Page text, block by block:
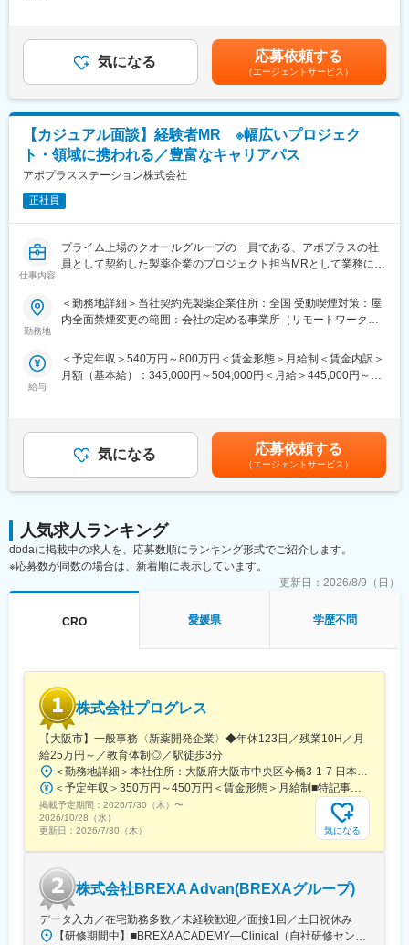
【IQVIAサービシーズジャパンについて】
・世界100以上の国と地域／8万人の社員が、医薬品の臨床開発～
プロモーションに携わり、市場を流通するほぼすべての医薬品に
関与しています
・日本においても業界トップシェアを誇り、常時100以上のPJが
稼働しています
※1プロジェクトを約2年程度担当します。
※プロジェクトマネージャー、スーパーバイザー(SV)より、日々の
活動についてフォローを受けられる環境です。全国にSVを配置
■当社の魅力：
(1)充実した教育体制：
APS COLLEGE（社内研修制度）：配属先で携わっている領域以
外に、自身が目標に向けた計画を立て研修を受講できます。まず
慢性疾患など幅広い知識を身に着けていただき、基盤が整った後
専門領域プログラムにチャレンジできます。本プログラムでは集
合研修（症例検討など）のほか、学会聴講、専門医とのロープレ
試験など、個人の自己学習だけでは身に着けることが難しい深い
知見を身に着けることが可能です。また、取得した知識が発揮で
きるプロジェクトに配属できるよう、全社でバックアップしてい
(2)トップクラスの契約メーカー数：同業他社と比較しても、多く
のプロジェクト数があり、様々なご経験を活かしていただくこと
ています。内資・外資の新薬メーカー、ジェネリックメーカーな
どプロジェクトは多岐に渡りますので、今までの経験を活かせる
を用いてMRを支えるSV職へのキャリアチェンジや、キャリアビ
ジョンアンケート制度を用いて人事・リクルートスタッフ・研修
スタッフへの挑戦もできる環境が整っています。実際にこちらの
変更の範囲：会社の定める業務
上記は日当、社宅制度（会社負担額24万）、単身赴任手当、入社
一時金（初年度のみ）込みの金額を記載しています。※能力・前給
などを考慮し、規定により決定します。昇給：年1回賃金はあくま
でも目安の金額であり、選考を通じて上下する可能性がありま
す。月給(月額)は固定手当を含めた表記です。
気になる 応募依頼する
（エージェントサービス）
【カジュアル面談】経験者MR ※幅広いプロジェク
ト・領域に携われる／豊富なキャリアパス
アポプラスステーション株式会社
正社員
仕事内容
プライム上場のクオールグループの一員である、アポプラスの社
員として契約した製薬企業のプロジェクト担当MRとして業務に従
メーカーなどプロジェクトは多岐に渡りますので、今までの経験
を活かせる環境が整っています。
用情報を収集を行っていただきます。
・新薬のプロモーション
※プロジェクトマネージャー、スーパーバイザー(SV)より、日々の
活動についてフォローを受けられる環境です。全国にSVを配置
し、素早くフォローができる体制をとっています。
■キャリアパス：コントラクトMRとしての働き方以外にも、スキ
務、あるいは本社スタッフとしてMR経験を活かした業務に就くな
どのキャリアパスもございます。
■特徴：
・製品研修（約2週間～2ヶ月、プロジェクトによる）：入社オリ
研修を受けていただきます。
けていただき、専門領域を磨いていただいたりビジネスコースに
て「医療経営士」の取得を目指していただくことも可能です。
(2)プロジェクトマネジメント体制：プロジェクトマネージャー、
スーパーバイザーが日々の活動をフォローします。定期的な連絡
や面談のほか、必要に応じて素早くバックアップに入るなど、MR
として結果を出せるように万全のサポート体制を整えています。
(3)豊富なプロジェクト数、50社を超える多数の取引メーカー：同
業他社と比較しても、多くのプロジェクト数があり、様々なご経
験を活かしていただくことが可能です。20代～60代までの幅広い
年代のMRの方が活躍されています。
■中途入社社員の年収例
当）
・入社5年目（MR経験者）33歳：712万（月給＋日当＋住宅手
当）
変更の範囲：会社の定める業務
勤務地
＜勤務地詳細＞当社契約先製薬企業住所：全国 受動喫煙対策：屋
内全面禁煙変更の範囲：会社の定める事業所（リモートワーク含
給与
＜予定年収＞540万円～800万円＜賃金形態＞月給制＜賃金内訳＞
月額（基本給）：345,000円～504,000円＜月給＞445,000円～
す。※その他の手当は「待遇・福利厚生」欄をご参照ください。昇
給：年1回★頑張りに応じて年収UP★赴任先の評価次第で大幅に
年収をUPできます。（年2回業績給改定）賃金はあくまでも目安
の金額であり、選考を通じて上下する可能性があります。月給(月
気になる 応募依頼する
（エージェントサービス）
人気求人ランキング
dodaに掲載中の求人を、応募数順にランキング形式でご紹介します。
※応募数が同数の場合は、新着順に表示しています。
更新日： 2026/8/9（日）
CRO 愛媛県 学歴不問
株式会社プログレス
【大阪市】一般事務〈新薬開発企業〉◆年休123日／残業10H／月
給25万円～／教育体制◎／駅徒歩3分
＜勤務地詳細＞本社住所：大阪府大阪市中央区今橋3-1-7 日本生命今橋ビル受動喫煙対策：屋内全面禁煙変更の範囲：無
＜予定年収＞350万円～450万円＜賃金形態＞月給制■特記事項なし＜賃金内訳＞月額（基本給）：232,000円～260,000円固定残業手当/月：18,000円～20,000円（固定残業時間10時間0分/月）超過した時間外労働の残業手当は追加支給＜月給＞250,000円～280,000円（一律手当を含む）＜昇給有無＞有＜残業手当＞有＜給与補足＞■賞与（年4回）：初年度0.7か月分、2年目以降1.4か月（変動有）■昇給（年1回以上）＊通勤手当（全額）＊住宅手当＊習い事支援手当 （社員が契約した習い事を上限7,000円として80％を支給）＊医療費補助手当 （社員とその両親の保険診療の医療費の自己負担額の50％を支給）賃金はあくまでも目安の金額であり、選考を通じて上下する可能性があります。月給(月額)は固定手当を含めた表記です。
掲載予定期間： 2026/7/30（木） 〜
2026/10/28（水）
更新日： 2026/7/30（木） 気になる
株式会社BREXA Advan(BREXAグループ)
データ入力／在宅勤務多数／未経験歓迎／面接1回／土日祝休み
【研修期間中】■BREXA ACADEMY―Clinical（自社研修センター）／東京都新宿区西新宿2-7-1 新宿第一生命ビルディング3F└都営大江戸線「都庁前駅」A7出口から徒歩1～2分└東京メトロ丸ノ内線「西新宿駅」2番出口から徒歩5分└JR山手線など「新宿駅」西口から徒歩10～12分【研修終了後】＜転勤なし！在宅・フルリモート案件多数！＞□東京・神奈川・埼玉・千葉などの各プロジェクト先★東京都23区内で勤務できる方を積極採用中！※変更の範囲、上記を除く当社関連勤務地※週に数回リモートワーク（在宅勤務）可能なプロジェクトもあります。※将来的にプロジェクトによって異なりますがフルリモートも可能です。※プロジェクト先により異なりますが、最寄駅から徒歩5～10分圏内の駅チカオフィスです。